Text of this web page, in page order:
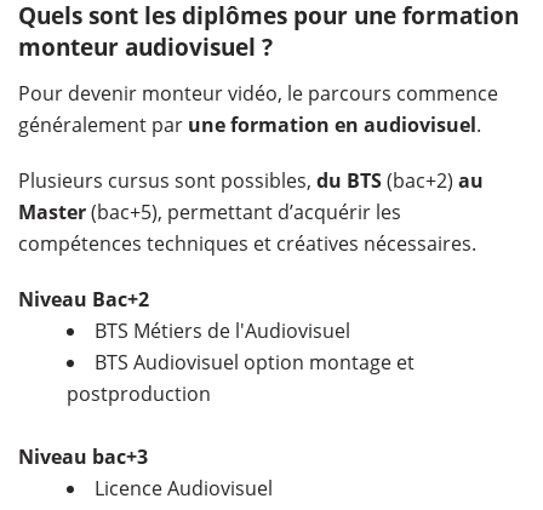
Quels sont les diplômes pour une formation
monteur audiovisuel ?
Pour devenir monteur vidéo, le parcours commence
généralement par une formation en audiovisuel.
Plusieurs cursus sont possibles, du BTS(bac+2) au
Master(bac+5), permettant d’acquérir les
compétences techniques et créatives nécessaires.
Niveau Bac+2
BTS Métiers de l'Audiovisuel
BTS Audiovisuel option montage et
postproduction
Niveau bac+3
Licence Audiovisuel